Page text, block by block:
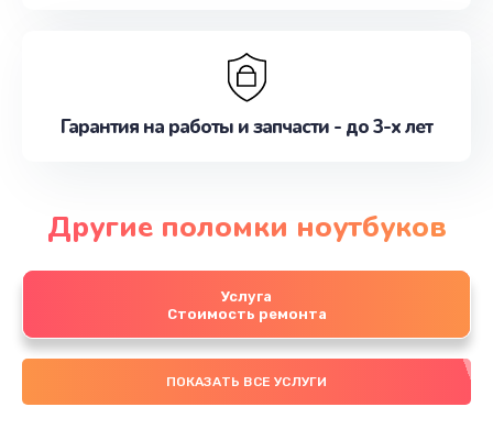
Гарантия на работы и запчасти - до 3-х лет
Другие поломки ноутбуков
Услуга
Стоимость ремонта
ПОКАЗАТЬ ВСЕ УСЛУГИ